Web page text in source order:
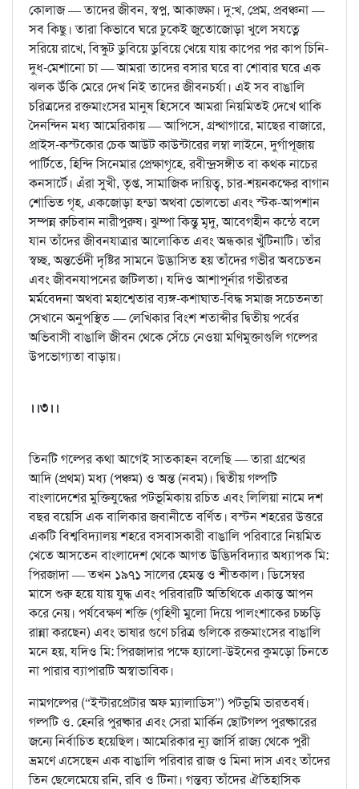
কোলাজ — তাদের জীবন, স্বপ্ন, আকাঙ্ক্ষা। দু:খ, প্রেম, প্রবঞ্চনা —
সব কিছু। তারা কিভাবে ঘরে ঢুকেই জুতোজোড়া খুলে সযত্নে
সরিয়ে রাখে, বিস্কুট ডুবিয়ে ডুবিয়ে খেয়ে যায় কাপের পর কাপ চিনি-
দুধ-মেশানো চা — আমরা তাদের বসার ঘরে বা শোবার ঘরে এক
ঝলক উঁকি মেরে দেখ নিই তাদের জীবনচর্যা। এই সব বাঙালি
চরিত্রদের রক্তমাংসের মানুষ হিসেবে আমরা নিয়মিতই দেখে থাকি
দৈনন্দিন মধ্য আমেরিকায় — আপিসে, গ্রন্থাগারে, মাছের বাজারে,
প্রাইস-কস্টকোর চেক আউট কাউন্টারের লম্বা লাইনে, দুর্গাপূজায়
পার্টিতে, হিন্দি সিনেমার প্রেক্ষাগৃহে, রবীন্দ্রসঙ্গীত বা কথক নাচের
কনসার্টে। এঁরা সুখী, তৃপ্ত, সামাজিক দায়িত্ব, চার-শয়নকক্ষের বাগান
শোভিত গৃহ, একজোড়া হন্ডা অথবা ভোলভো এবং স্টক-আপশান
সম্পন্ন রুচিবান নারীপুরুষ। ঝুম্পা কিন্তু মৃদু, আবেগহীন কন্ঠে বলে
যান তাঁদের জীবনযাত্রার আলোকিত এবং অন্ধকার খুঁটিনাটি। তাঁর
স্বচ্ছ, অন্তর্ভেদী দৃষ্টির সামনে উদ্ভাসিত হয় তাঁদের গভীর অবচেতন
এবং জীবনযাপনের জটিলতা। যদিও আশাপূর্নার গভীরতর
মর্মবেদনা অথবা মহাশ্বেতার ব্যঙ্গ-কশাঘাত-বিদ্ধ সমাজ সচেতনতা
সেখানে অনুপস্থিত — লেখিকার বিংশ শতাব্দীর দ্বিতীয় পর্বের
অভিবাসী বাঙালি জীবন থেকে সেঁচে নেওয়া মণিমুক্তাগুলি গল্পের
উপভোগ্যতা বাড়ায়।
।।৩।।
তিনটি গল্পের কথা আগেই সাতকাহন বলেছি — তারা গ্রন্থের
আদি (প্রথম) মধ্য (পঞ্চম) ও অন্ত (নবম)। দ্বিতীয় গল্পটি
বাংলাদেশের মুক্তিযুদ্ধের পটভূমিকায় রচিত এবং লিলিয়া নামে দশ
বছর বয়েসি এক বালিকার জবানীতে বর্ণিত। বস্টন শহরের উত্তরে
একটি বিশ্ববিদ্যালয় শহরে বসবাসকারী বাঙালি পরিবারে নিয়মিত
খেতে আসতেন বাংলাদেশ থেকে আগত উদ্ভিদবিদ্যার অধ্যাপক মি:
পিরজাদা — তখন ১৯৭১ সালের হেমন্ত ও শীতকাল। ডিসেম্বর
মাসে শুরু হয়ে যায় যুদ্ধ এবং পরিবারটি অতিথিকে একান্ত আপন
করে নেয়। পর্যবেক্ষণ শক্তি (গৃহিণী মুলো দিয়ে পালংশাকের চচ্চড়ি
রান্না করছেন) এবং ভাষার গুণে চরিত্র গুলিকে রক্তমাংসের বাঙালি
মনে হয়, যদিও মি: পিরজাদার পক্ষে হ্যালো-উইনের কুমড়ো চিনতে
না পারার ব্যাপারটি অস্বাভাবিক।
নামগল্পের (“ইন্টারপ্রেটার অফ ম্যালাডিস”) পটভূমি ভারতবর্ষ।
গল্পটি ও. হেনরি পুরষ্কার এবং সেরা মার্কিন ছোটগল্প পুরষ্কারের
জন্যে নির্বাচিত হয়েছিল। আমেরিকার ন্যু জার্সি রাজ্য থেকে পুরী
ভ্রমণে এসেছেন এক বাঙালি পরিবার রাজ ও মিনা দাস এবং তাঁদের
তিন ছেলেমেয়ে রনি, রবি ও টিনা। গন্তব্য তাঁদের ঐতিহাসিক